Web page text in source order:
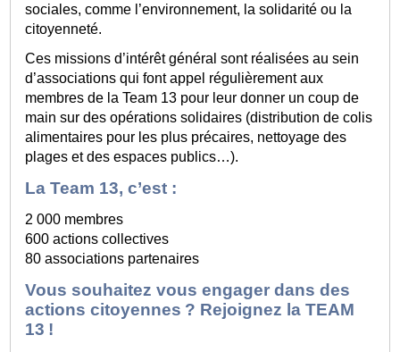
sociales, comme l’environnement, la solidarité ou la
citoyenneté.
Ces missions d’intérêt général sont réalisées au sein
d’associations qui font appel régulièrement aux
membres de la Team 13 pour leur donner un coup de
main sur des opérations solidaires (distribution de colis
alimentaires pour les plus précaires, nettoyage des
plages et des espaces publics…).
La Team 13, c’est :
2 000 membres
600 actions collectives
80 associations partenaires
Vous souhaitez vous engager dans des
actions citoyennes ? Rejoignez la TEAM
13 !